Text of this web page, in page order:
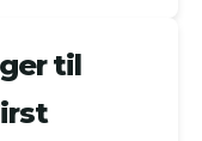
til